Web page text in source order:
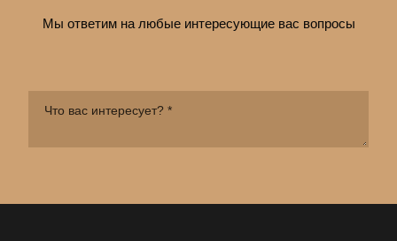
Мы ответим на любые интересующие вас вопросы